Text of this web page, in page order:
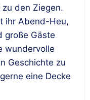
den Ziegen.
ihr Abend-Heu,
große Gäste
wundervolle
Geschichte zu
eine Decke